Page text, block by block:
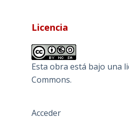
Licencia
Esta obra está bajo una
Commons.
Acceder